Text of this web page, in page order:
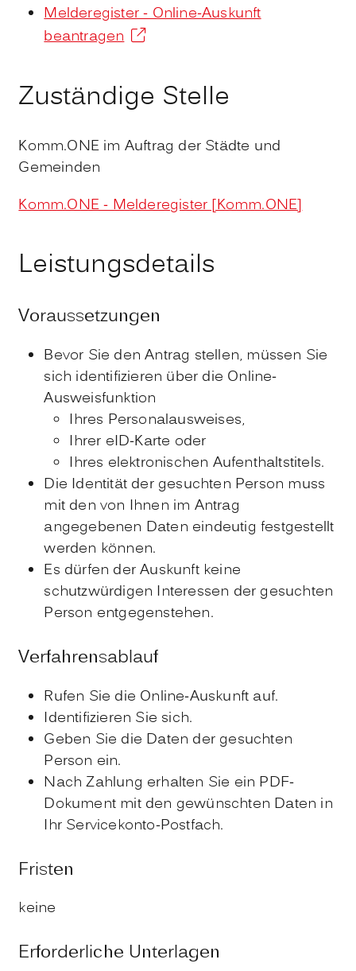
Melderegister - Online-Auskunft
beantragen
Zuständige Stelle
Komm.ONE im Auftrag der Städte und
Gemeinden
Komm.ONE - Melderegister [Komm.ONE]
Leistungsdetails
Voraussetzungen
Bevor Sie den Antrag stellen, müssen Sie
sich identifizieren über die Online-
Ausweisfunktion
Ihres Personalausweises,
Ihrer eID-Karte oder
Ihres elektronischen Aufenthaltstitels.
Die Identität der gesuchten Person muss
mit den von Ihnen im Antrag
angegebenen Daten eindeutig festgestellt
werden können.
Es dürfen der Auskunft keine
schutzwürdigen Interessen der gesuchten
Person entgegenstehen.
Verfahrensablauf
Rufen Sie die Online-Auskunft auf.
Identifizieren Sie sich.
Geben Sie die Daten der gesuchten
Person ein.
Nach Zahlung erhalten Sie ein PDF-
Dokument mit den gewünschten Daten in
Ihr Servicekonto-Postfach.
Fristen
keine
Erforderliche Unterlagen